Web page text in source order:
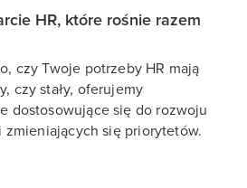
HR, które rośnie razem
czy Twoje potrzeby HR mają
czy stały, oferujemy
dostosowujące się do rozwoju
się priorytetów.